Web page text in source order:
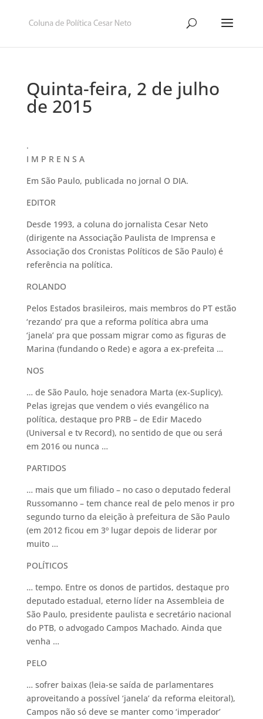
Quinta-feira, 2 de julho
de 2015
.
I M P R E N S A
Em São Paulo, publicada no jornal O DIA.
EDITOR
Desde 1993, a coluna do jornalista Cesar Neto
(dirigente na Associação Paulista de Imprensa e
Associação dos Cronistas Políticos de São Paulo) é
referência na política.
ROLANDO
Pelos Estados brasileiros, mais membros do PT estão
‘rezando’ pra que a reforma política abra uma
‘janela’ pra que possam migrar como as figuras de
Marina (fundando o Rede) e agora a ex-prefeita …
NOS
… de São Paulo, hoje senadora Marta (ex-Suplicy).
Pelas igrejas que vendem o viés evangélico na
política, destaque pro PRB – de Edir Macedo
(Universal e tv Record), no sentido de que ou será
em 2016 ou nunca …
PARTIDOS
… mais que um filiado – no caso o deputado federal
Russomanno – tem chance real de pelo menos ir pro
segundo turno da eleição à prefeitura de São Paulo
(em 2012 ficou em 3º lugar depois de liderar por
muito …
POLÍTICOS
… tempo. Entre os donos de partidos, destaque pro
deputado estadual, eterno líder na Assembleia de
São Paulo, presidente paulista e secretário nacional
do PTB, o advogado Campos Machado. Ainda que
venha …
PELO
… sofrer baixas (leia-se saída de parlamentares
aproveitando a possível ‘janela’ da reforma eleitoral),
Campos não só deve se manter como ‘imperador’